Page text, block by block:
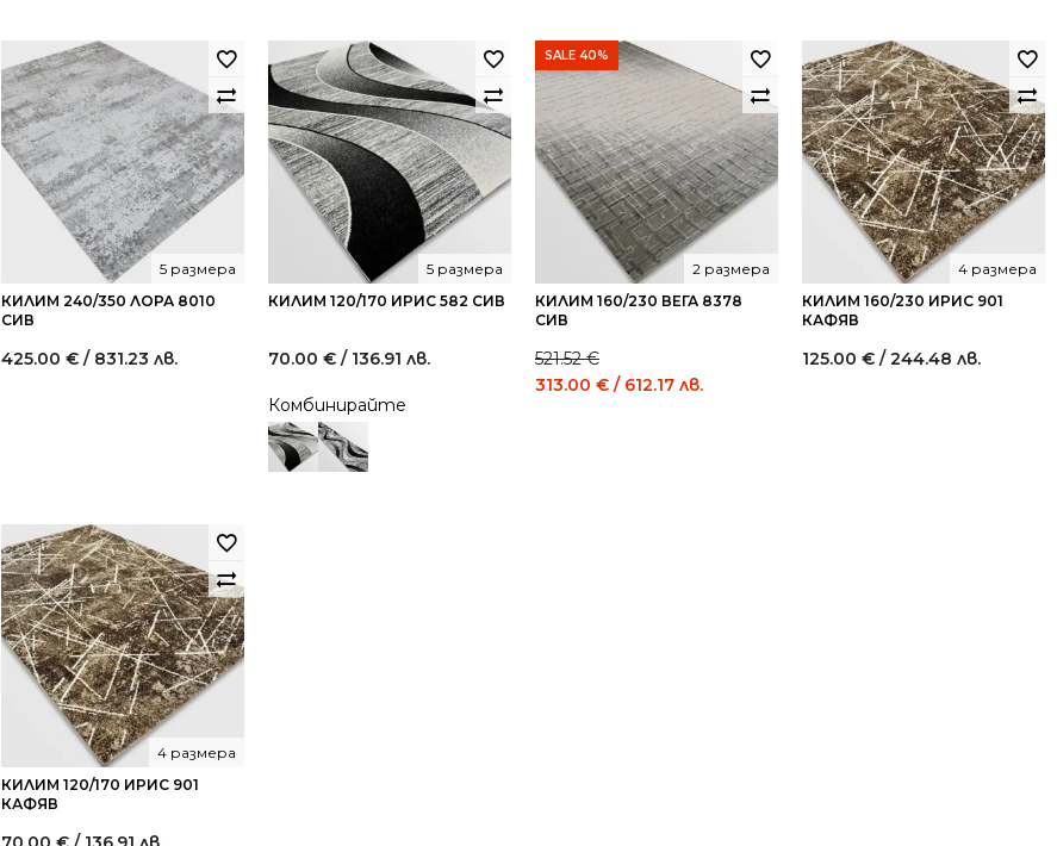
КИЛИМ 240/350 ЛОРА 8010
СИВ
5 размера
425.00 € / 831.23 лв.
КИЛИМ 120/170 ИРИС 582 СИВ
5 размера
70.00 € / 136.91 лв.
Комбинирайте
SALE 40%
КИЛИМ 160/230 ВЕГА 8378
СИВ
2 размера
521.52€
Original
313.00 € / 612.17 лв.
КИЛИМ 160/230 ИРИС 901
КАФЯВ
4 размера
125.00 € / 244.48 лв.
КИЛИМ 120/170 ИРИС 901
КАФЯВ
4 размера